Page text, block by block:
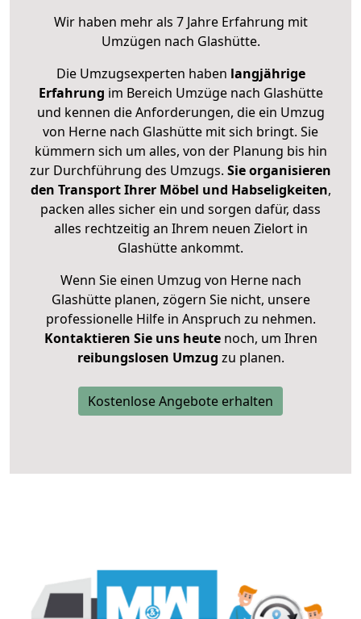
Wir haben mehr als 7 Jahre Erfahrung mit
Umzügen nach Glashütte.
Die Umzugsexperten haben langjährige
Erfahrung im Bereich Umzüge nach Glashütte
und kennen die Anforderungen, die ein Umzug
von Herne nach Glashütte mit sich bringt. Sie
kümmern sich um alles, von der Planung bis hin
zur Durchführung des Umzugs. Sie organisieren
den Transport Ihrer Möbel und Habseligkeiten,
packen alles sicher ein und sorgen dafür, dass
alles rechtzeitig an Ihrem neuen Zielort in
Glashütte ankommt.
Wenn Sie einen Umzug von Herne nach
Glashütte planen, zögern Sie nicht, unsere
professionelle Hilfe in Anspruch zu nehmen.
Kontaktieren Sie uns heutenoch, um Ihren
reibungslosen Umzug zu planen.
Kostenlose Angebote erhalten